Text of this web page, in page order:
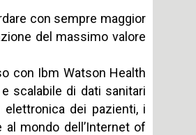
con sempre maggior
del massimo valore
con Ibm Watson Health
scalabile di dati sanitari
dei pazienti, i
mondo dell’Internet of